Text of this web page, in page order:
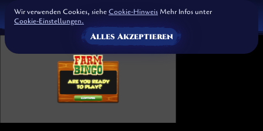
Wir verwenden Cookies, sieheCookie-Hinweis Mehr Infos unter
Cookie-Einstellungen.
Alles Akzeptieren